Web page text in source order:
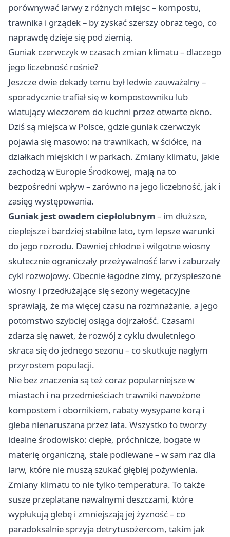
porównywać larwy z różnych miejsc – kompostu,
trawnika i grządek – by zyskać szerszy obraz tego, co
naprawdę dzieje się pod ziemią.
Guniak czerwczyk w czasach zmian klimatu – dlaczego
jego liczebność rośnie?
Jeszcze dwie dekady temu był ledwie zauważalny –
sporadycznie trafiał się w kompostowniku lub
wlatujący wieczorem do kuchni przez otwarte okno.
Dziś są miejsca w Polsce, gdzie guniak czerwczyk
pojawia się masowo: na trawnikach, w ściółce, na
działkach miejskich i w parkach. Zmiany klimatu, jakie
zachodzą w Europie Środkowej, mają na to
bezpośredni wpływ – zarówno na jego liczebność, jak i
zasięg występowania.
Guniak jest owadem ciepłolubnym– im dłuższe,
cieplejsze i bardziej stabilne lato, tym lepsze warunki
do jego rozrodu. Dawniej chłodne i wilgotne wiosny
skutecznie ograniczały przeżywalność larw i zaburzały
cykl rozwojowy. Obecnie łagodne zimy, przyspieszone
wiosny i przedłużające się sezony wegetacyjne
sprawiają, że ma więcej czasu na rozmnażanie, a jego
potomstwo szybciej osiąga dojrzałość. Czasami
zdarza się nawet, że rozwój z cyklu dwuletniego
skraca się do jednego sezonu – co skutkuje nagłym
przyrostem populacji.
Nie bez znaczenia są też coraz popularniejsze w
miastach i na przedmieściach trawniki nawożone
kompostem i obornikiem, rabaty wysypane korą i
gleba nienaruszana przez lata. Wszystko to tworzy
idealne środowisko: ciepłe, próchnicze, bogate w
materię organiczną, stale podlewane – w sam raz dla
larw, które nie muszą szukać głębiej pożywienia.
Zmiany klimatu to nie tylko temperatura. To także
susze przeplatane nawalnymi deszczami, które
wypłukują glebę i zmniejszają jej żyzność – co
paradoksalnie sprzyja detrytusożercom, takim jak